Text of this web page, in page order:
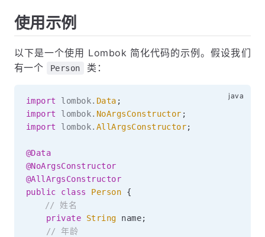
使用示例
以下是一个使用 Lombok 简化代码的示例。假设我们
有一个
Person 类：
import lombok. Data ;
import
lombok. NoArgsConstructor ;
import
lombok. AllArgsConstructor;
@Data
@NoArgsConstructor
@AllArgsConstructor
public
class Person
{
// 姓名
private
String name;
// 年龄